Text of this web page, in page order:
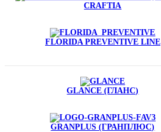
CRAFTIA
FLORIDA PREVENTIVE LINE
GLANCE (ГЛАНС)
GRANPLUS (ГРАНПЛЮС)